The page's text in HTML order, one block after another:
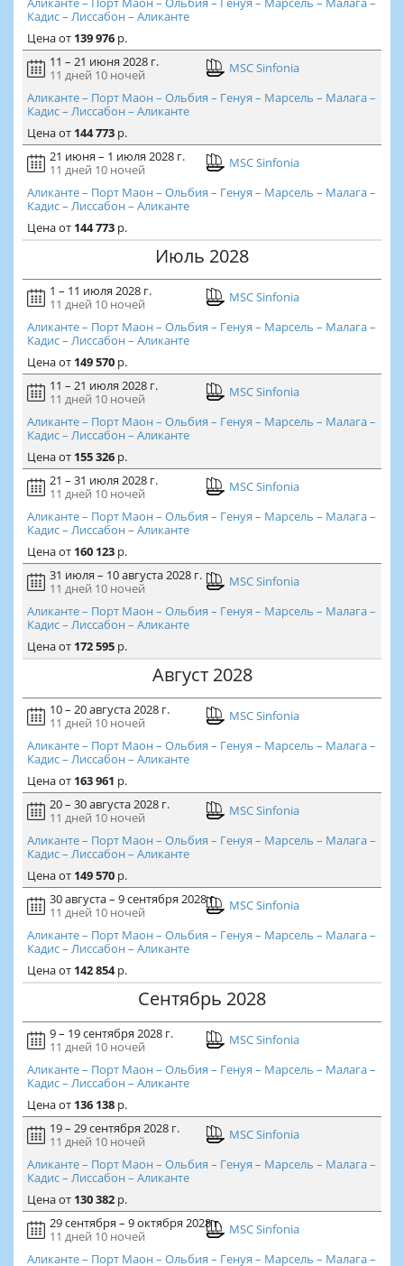
Кадис – Лиссабон – Аликанте
Ценаот 139 976р.
11 – 21 июня 2028 г.
11 дней 10 ночей
MSC Sinfonia
Аликанте – Порт Маон – Ольбия – Генуя – Марсель – Малага –
Кадис – Лиссабон – Аликанте
Ценаот 144 773р.
21 июня – 1 июля 2028 г.
11 дней 10 ночей
MSC Sinfonia
Аликанте – Порт Маон – Ольбия – Генуя – Марсель – Малага –
Кадис – Лиссабон – Аликанте
Ценаот 144 773р.
Июль 2028
1 – 11 июля 2028 г.
11 дней 10 ночей
MSC Sinfonia
Аликанте – Порт Маон – Ольбия – Генуя – Марсель – Малага –
Кадис – Лиссабон – Аликанте
Ценаот 149 570р.
11 – 21 июля 2028 г.
11 дней 10 ночей
MSC Sinfonia
Аликанте – Порт Маон – Ольбия – Генуя – Марсель – Малага –
Кадис – Лиссабон – Аликанте
Ценаот 155 326р.
21 – 31 июля 2028 г.
11 дней 10 ночей
MSC Sinfonia
Аликанте – Порт Маон – Ольбия – Генуя – Марсель – Малага –
Кадис – Лиссабон – Аликанте
Ценаот 160 123р.
31 июля – 10 августа 2028 г.
11 дней 10 ночей
MSC Sinfonia
Аликанте – Порт Маон – Ольбия – Генуя – Марсель – Малага –
Кадис – Лиссабон – Аликанте
Ценаот 172 595р.
Август 2028
10 – 20 августа 2028 г.
11 дней 10 ночей
MSC Sinfonia
Аликанте – Порт Маон – Ольбия – Генуя – Марсель – Малага –
Кадис – Лиссабон – Аликанте
Ценаот 163 961 р.
20 – 30 августа 2028 г.
11 дней 10 ночей
MSC Sinfonia
Аликанте – Порт Маон – Ольбия – Генуя – Марсель – Малага –
Кадис – Лиссабон – Аликанте
Ценаот 149 570р.
30 августа – 9 сентября 2028 г.
11 дней 10 ночей
MSC Sinfonia
Аликанте – Порт Маон – Ольбия – Генуя – Марсель – Малага –
Кадис – Лиссабон – Аликанте
Ценаот 142 854р.
Сентябрь 2028
9 – 19 сентября 2028 г.
11 дней 10 ночей
MSC Sinfonia
Аликанте – Порт Маон – Ольбия – Генуя – Марсель – Малага –
Кадис – Лиссабон – Аликанте
Ценаот 136 138р.
19 – 29 сентября 2028 г.
11 дней 10 ночей
MSC Sinfonia
Аликанте – Порт Маон – Ольбия – Генуя – Марсель – Малага –
Кадис – Лиссабон – Аликанте
Ценаот 130 382р.
29 сентября – 9 октября 2028 г.
11 дней 10 ночей
MSC Sinfonia
Аликанте – Порт Маон – Ольбия – Генуя – Марсель – Малага –